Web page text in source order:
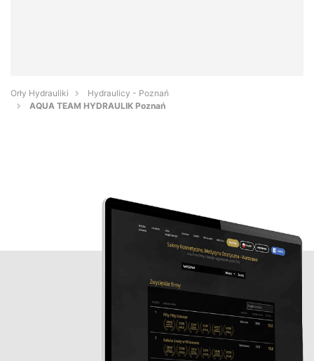
Orły Hydrauliki
Hydraulicy - Poznań
AQUA TEAM HYDRAULIK Poznań